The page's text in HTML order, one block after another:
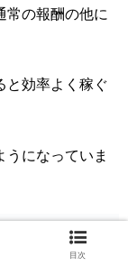
常の報酬の他に
と効率よく稼ぐ
になっていま
ログイン：1回3,000円
目次